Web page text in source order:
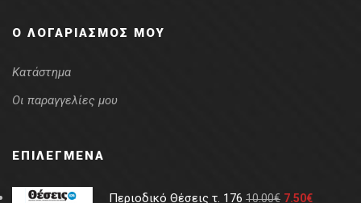
Ο ΛΟΓΑΡΙΑΣΜΌΣ ΜΟΥ
Κατάστημα
Οι παραγγελίες μου
ΕΠΙΛΕΓΜΈΝΑ
Περιοδικό Θέσεις τ. 176 10.00€ 7.50€